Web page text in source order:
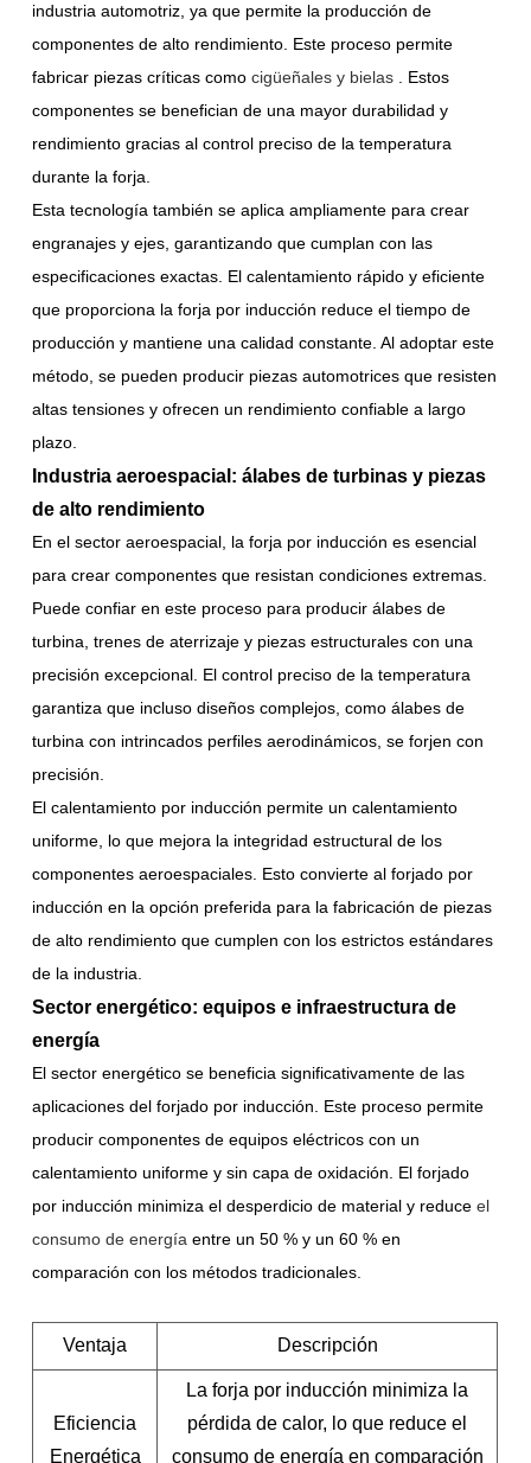
industria automotriz, ya que permite la producción de
componentes de alto rendimiento. Este proceso permite
fabricar piezas críticas como cigüeñales y bielas
. Estos
componentes se benefician de una mayor durabilidad y
rendimiento gracias al control preciso de la temperatura
durante la forja.
Esta tecnología también se aplica ampliamente para crear
engranajes y ejes, garantizando que cumplan con las
especificaciones exactas. El calentamiento rápido y eficiente
que proporciona la forja por inducción reduce el tiempo de
producción y mantiene una calidad constante. Al adoptar este
método, se pueden producir piezas automotrices que resisten
altas tensiones y ofrecen un rendimiento confiable a largo
plazo.
Industria aeroespacial: álabes de turbinas y piezas
de alto rendimiento
En el sector aeroespacial, la forja por inducción es esencial
para crear componentes que resistan condiciones extremas.
Puede confiar en este proceso para producir álabes de
turbina, trenes de aterrizaje y piezas estructurales con una
precisión excepcional. El control preciso de la temperatura
garantiza que incluso diseños complejos, como álabes de
turbina con intrincados perfiles aerodinámicos, se forjen con
precisión.
El calentamiento por inducción permite un calentamiento
uniforme, lo que mejora la integridad estructural de los
componentes aeroespaciales. Esto convierte al forjado por
inducción en la opción preferida para la fabricación de piezas
de alto rendimiento que cumplen con los estrictos estándares
de la industria.
Sector energético: equipos e infraestructura de
energía
El sector energético se beneficia significativamente de las
aplicaciones del forjado por inducción. Este proceso permite
producir componentes de equipos eléctricos con un
calentamiento uniforme y sin capa de oxidación. El forjado
por inducción minimiza el desperdicio de material y reduce el
consumo de energía entre un 50 % y un 60 % en
comparación con los métodos tradicionales.
Ventaja Descripción
Eficiencia
Energética
La forja por inducción minimiza la
pérdida de calor, lo que reduce el
consumo de energía en comparación